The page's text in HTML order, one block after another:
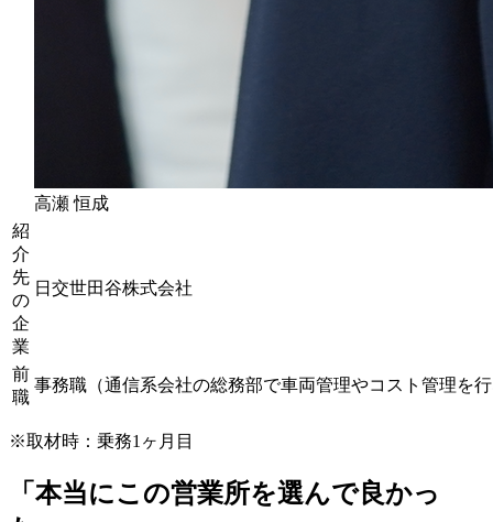
高瀬 恒成
紹
介
先
の
企
業
日交世田谷株式会社
前
職
事務職（通信系会社の総務部で車両管理やコスト管理を
※取材時：乗務1ヶ月目
「本当にこの営業所を選んで良かっ